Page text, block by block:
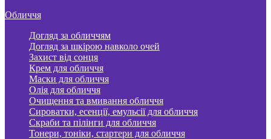
Обличчя
Догляд за обличчям
Догляд за шкірою навколо очей
Захист від сонця
Крем для обличчя
Маски для обличчя
Олія для обличчя
Очищення та вмивання обличчя
Сироватки, есенції, емульсії для обличчя
Скраби та пілінги для обличчя
Тонери, тоніки, стартери для обличчя